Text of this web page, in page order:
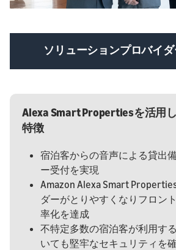
ソリューションプロバイ
Alexa Smart Propertiesを活用
特徴
宿泊客からの音声による貸出
ー受付を実現
Amazon Alexa Smart
ダーがとりやすくなりフロン
率化を達成
不特定多数の宿泊客が利用す
いても堅牢なセキュリティを